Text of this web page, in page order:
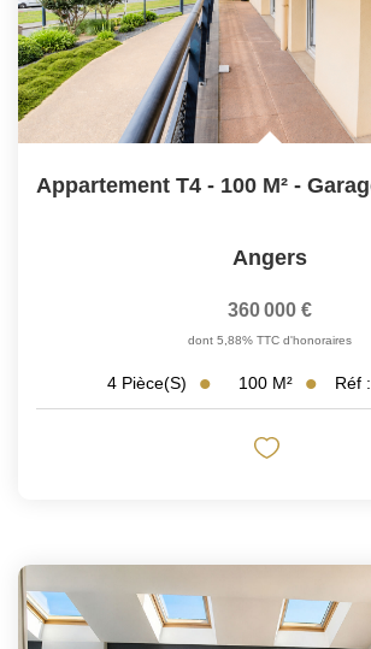
Angers
360 000 €
dont 5,88% TTC d'honoraires
4 Pièce(s) 100 M² Réf :